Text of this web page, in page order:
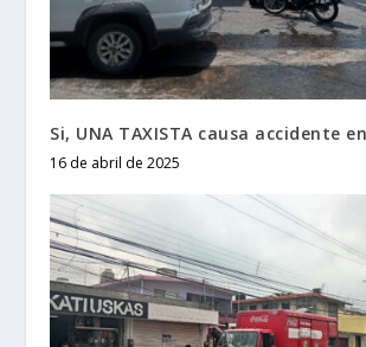
Si, UNA TAXISTA causa accidente
16 de abril de 2025